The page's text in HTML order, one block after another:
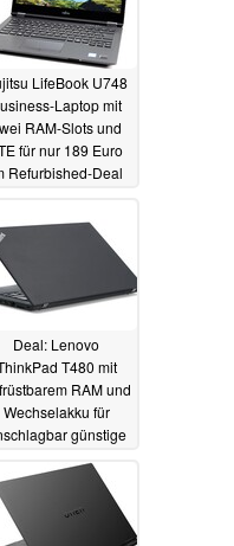
LifeBook U748
Laptop mit
RAM-Slots und
für nur 189 Euro
Refurbished-Deal
Deal: Lenovo
T480 mit
RAM und
Wechselakku für
günstige
23.01.2024